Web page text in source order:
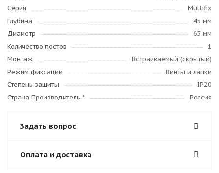
Серия
Multifix
Глубина
45 мм
Диаметр
65 мм
Количество постов
1
Монтаж
Встраиваемый (скрытый)
Режим фиксации
Винты и лапки
Степень защиты
IP20
Страна Производитель *
Россия
Задать вопрос
Оплата и доставка